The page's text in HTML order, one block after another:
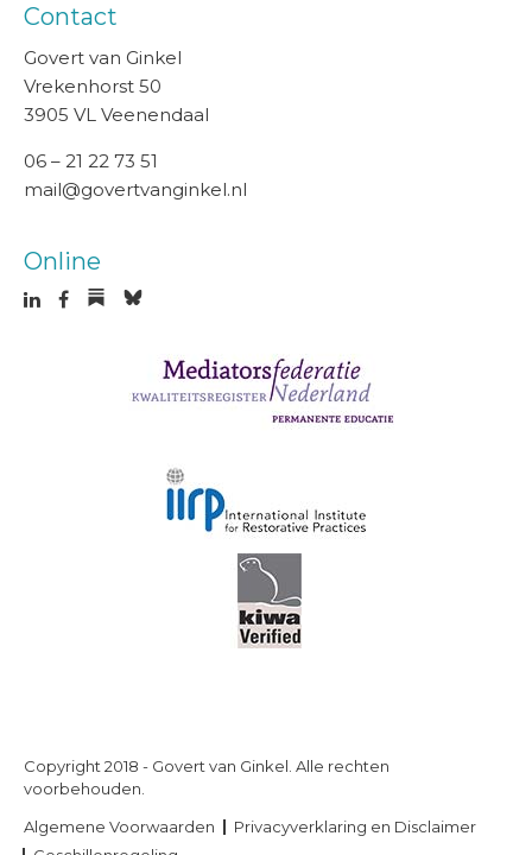
Contact
Govert van Ginkel
Vrekenhorst 50
3905 VL Veenendaal
06 – 21 22 73 51
mail@govertvanginkel.nl
Online
Copyright 2018 - Govert van Ginkel. Alle rechten
voorbehouden.
Algemene Voorwaarden
Privacyverklaring en Disclaimer